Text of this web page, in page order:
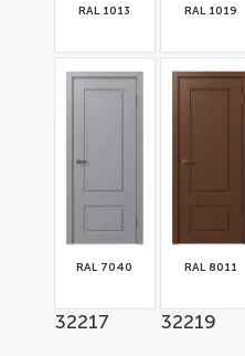
RAL 1013
32210
RAL 1019
32211
RAL 7040
32217
RAL 8011
32219